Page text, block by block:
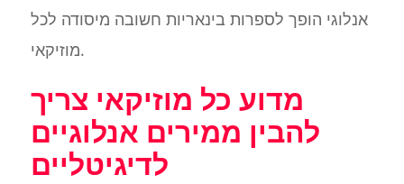
אנלוגי הופך לספרות בינאריות חשובה מיסודה לכל
מוזיקאי.
מדוע כל מוזיקאי צריך
להבין ממירים אנלוגיים
לדיגיטליים